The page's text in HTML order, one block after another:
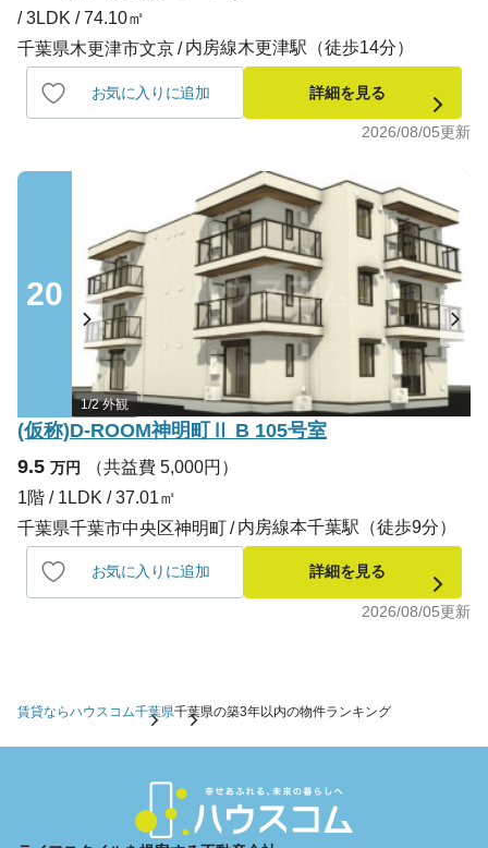
/ 3LDK / 74.10㎡
千葉県木更津市文京
内房線木更津駅（徒歩14分）
お気に入りに追加 詳細を見る
2026/08/05更新
20
1/2 外観
(仮称)D-ROOM神明町Ⅱ B 105号室
9.5 万円
（共益費 5,000円）
1階 / 1LDK / 37.01㎡
千葉県千葉市中央区神明町
内房線本千葉駅（徒歩9分）
お気に入りに追加 詳細を見る
2026/08/05更新
賃貸ならハウスコム千葉県千葉県の築3年以内の物件ランキング